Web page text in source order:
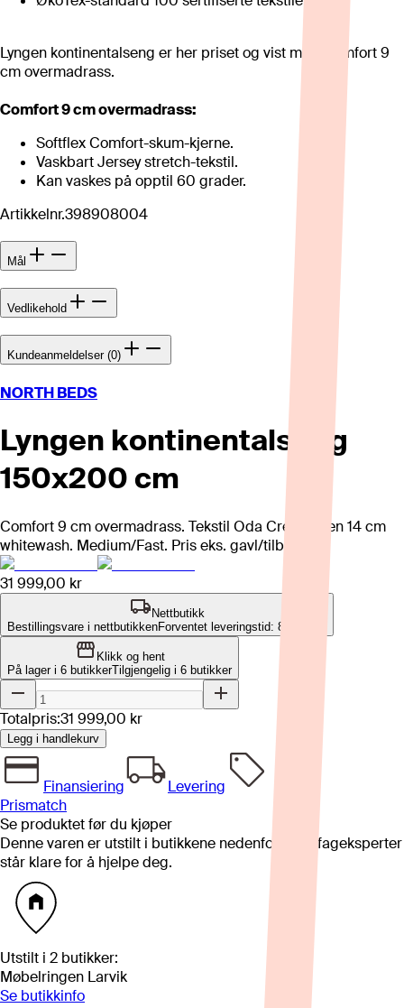
Lyngen kontinentalseng er her priset og vist med Comfort 9
cm overmadrass.
Comfort 9 cm overmadrass:
Softflex Comfort-skum-kjerne.
Vaskbart Jersey stretch-tekstil.
Kan vaskes på opptil 60 grader.
Artikkelnr.398908004
Mål
Vedlikehold
Kundeanmeldelser (0)
NORTH BEDS
Lyngen kontinentalseng
150x200 cm
Comfort 9 cm overmadrass. Tekstil Oda Creme, ben 14 cm
whitewash. Medium/Fast. Pris eks. gavl/tilbehør.
31 999,00 kr
Nettbutikk
Bestillingsvare i nettbutikkenForventet leveringstid: 8-12 uker
Klikk og hent
På lager i 6 butikkerTilgjengelig i 6 butikker
Totalpris:31 999,00 kr
Legg i handlekurv
Finansiering
Levering
Prismatch
Se produktet før du kjøper
Denne varen er utstilt i butikkene nedenfor. Våre fageksperter
står klare for å hjelpe deg.
Utstilt i 2 butikker:
Møbelringen Larvik
Se butikkinfo